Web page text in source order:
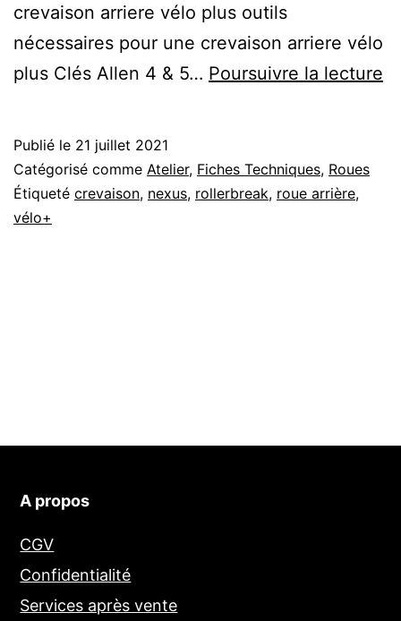
crevaison arriere vélo plus outils
nécessaires pour une crevaison arriere vélo
plus Clés Allen 4 & 5… Poursuivre la lecture
Publié le 21 juillet 2021
Catégorisé comme Atelier, Fiches Techniques, Roues
Étiqueté crevaison, nexus, rollerbreak, roue arrière,
vélo+
A propos
CGV
Confidentialité
Services après vente